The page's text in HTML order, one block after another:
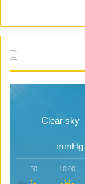
Clear sky
mmHg
10:00
11:00